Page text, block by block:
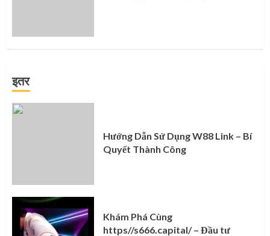
इतर
Hướng Dẫn Sử Dụng W88 Link – Bí
Quyết Thành Công
Khám Phá Cùng
https//s666.capital/ – Đầu tư